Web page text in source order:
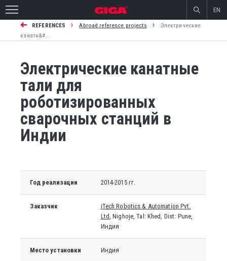
EN
REFERENCES › Abroad reference projects ›
Электрические
канатн&#...
Электрические канатные
тали для
роботизированных
сварочных станций в
Индии
Год реализации 2014-2015 гг.
Заказчик
iTech Robotics & Automation Pvt.
Ltd, Nighoje, Tal: Khed, Dist: Pune,
Индия
Место установки Индия